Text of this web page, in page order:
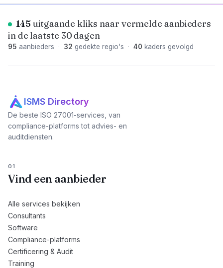
145uitgaande kliks naar vermelde aanbieders
in de laatste 30 dagen
95 aanbieders · 32 gedekte regio's · 40 kaders gevolgd
ISMS Directory
De beste ISO 27001-services, van
compliance-platforms tot advies- en
auditdiensten.
01
Vind een aanbieder
Alle services bekijken
Consultants
Software
Compliance-platforms
Certificering & Audit
Training